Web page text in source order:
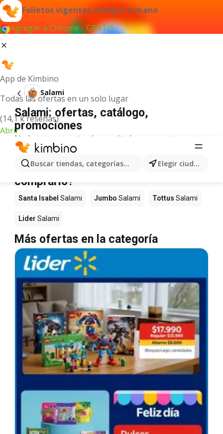
Folletos vigentes siempre a mano
Agregar a Chrome - GRATIS
App de Kimbino
Todas las ofertas en un solo lugar
(14,1 k reseñas)
Abrir
Buscar tiendas, categorías, productos... Elegir ciudad
Salami
Salami: ofertas, catálogo,
promociones
No hemos encontrado resultados para este
término.
Salami en oferta - ¿Dónde
comprarlo?
Santa Isabel Salami Jumbo Salami Tottus Salami
Lider Salami
Más ofertas en la categoría